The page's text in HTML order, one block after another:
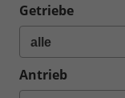
Getriebe
Antrieb